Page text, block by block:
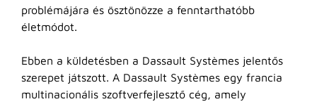
problémájára és ösztönözze a fenntarthatóbb
életmódot.
Ebben a küldetésben a Dassault Systèmes jelentős
szerepet játszott. A Dassault Systèmes egy francia
multinacionális szoftverfejlesztő cég, amely